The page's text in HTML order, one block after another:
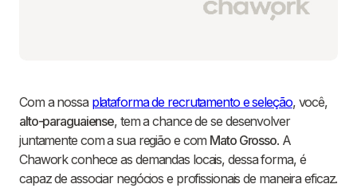
Com a nossa plataforma de recrutamento e seleção, você,
alto-paraguaiense, tem a chance de se desenvolver
juntamente com a sua região e com Mato Grosso. A
Chawork conhece as demandas locais, dessa forma, é
capaz de associar negócios e profissionais de maneira eficaz.